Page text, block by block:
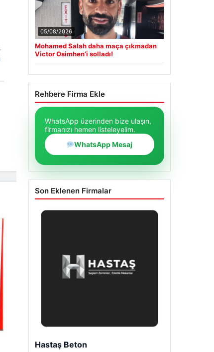
05/08/2026
Mohamed Salah daha maça çıkmadan
Victor Osimhen’i solladı!
Rehbere Firma Ekle
WhatsApp üzerinden bize ulaşın,
firmanızı hemen listeleyelim.
WhatsApp Mesaj
Son Eklenen Firmalar
Enes Kaplan Avukatlık Bürosu